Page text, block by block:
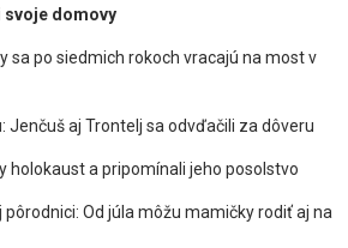
svoje domovy
sa po siedmich rokoch vracajú na most v
Jenčuš aj Trontelj sa odvďačili za dôveru
holokaust a pripomínali jeho posolstvo
pôrodnici: Od júla môžu mamičky rodiť aj na